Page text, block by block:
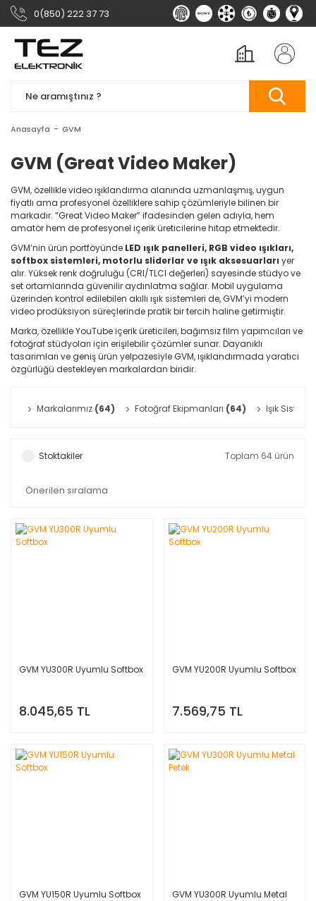
0(850) 222 37 73
Anasayfa GVM
GVM (Great Video Maker)
GVM, özellikle video ışıklandırma alanında uzmanlaşmış, uygun
fiyatlı ama profesyonel özelliklere sahip çözümleriyle bilinen bir
markadır. “Great Video Maker” ifadesinden gelen adıyla, hem
amatör hem de profesyonel içerik üreticilerine hitap etmektedir.
GVM’nin ürün portföyünde LED ışık panelleri, RGB video ışıkları,
softbox sistemleri, motorlu sliderlar ve ışık aksesuarları yer
alır. Yüksek renk doğruluğu (CRI/TLCI değerleri) sayesinde stüdyo ve
set ortamlarında güvenilir aydınlatma sağlar. Mobil uygulama
üzerinden kontrol edilebilen akıllı ışık sistemleri de, GVM’yi modern
video prodüksiyon süreçlerinde pratik bir tercih haline getirmiştir.
Marka, özellikle YouTube içerik üreticileri, bağımsız film yapımcıları ve
fotoğraf stüdyoları için erişilebilir çözümler sunar. Dayanıklı
tasarımları ve geniş ürün yelpazesiyle GVM, ışıklandırmada yaratıcı
özgürlüğü destekleyen markalardan biridir.
Markalarımız (64) Fotoğraf Ekipmanları (64) Işık
Stoktakiler Toplam 64 ürün
GVM YU300R Uyumlu Softbox
8.045,65 TL
GVM YU200R Uyumlu Softbox
7.569,75 TL
GVM YU150R Uyumlu Softbox
GVM YU300R Uyumlu Metal